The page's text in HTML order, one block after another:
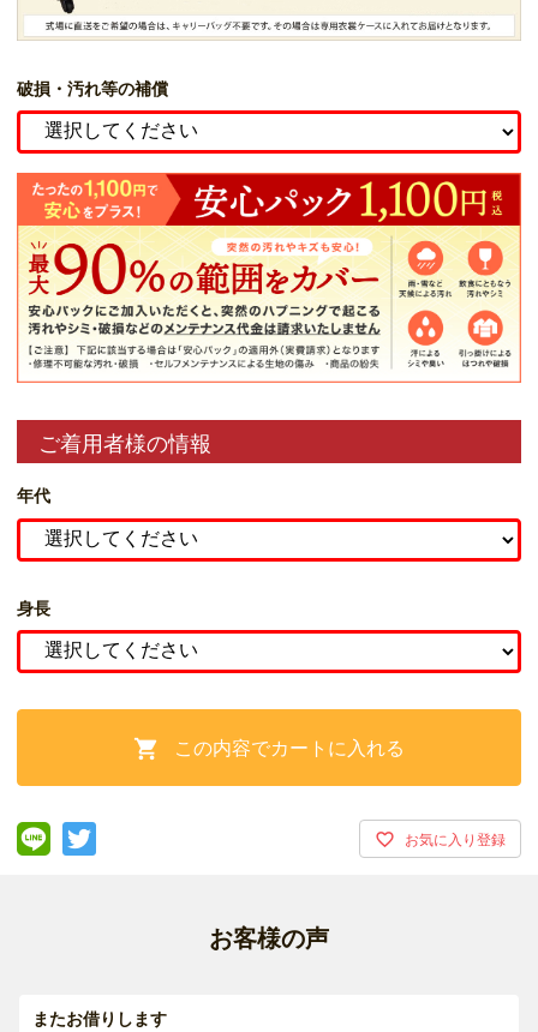
破損・汚れ等の補償
ご着用者様の情報
年代
身長
 この内容でカートに入れる
お客様の声
またお借りします